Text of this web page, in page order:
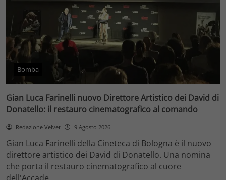
Bomba
Gian Luca Farinelli nuovo Direttore Artistico dei David di
Donatello: il restauro cinematografico al comando
Redazione Velvet 9 Agosto 2026
Gian Luca Farinelli della Cineteca di Bologna è il nuovo
direttore artistico dei David di Donatello. Una nomina
che porta il restauro cinematografico al cuore